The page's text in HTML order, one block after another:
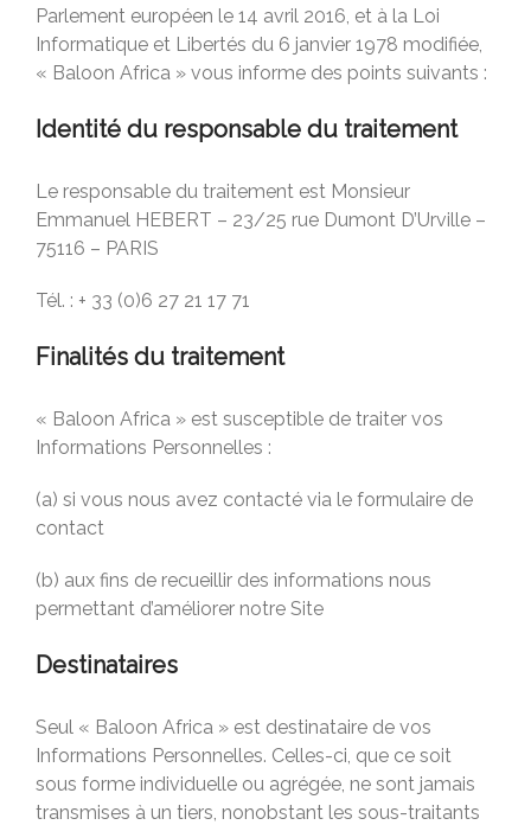
Parlement européen le 14 avril 2016, et à la Loi
Informatique et Libertés du 6 janvier 1978 modifiée,
« Baloon Africa » vous informe des points suivants :
Identité du responsable du traitement
Le responsable du traitement est Monsieur
Emmanuel HEBERT – 23/25 rue Dumont D’Urville –
75116 – PARIS
Tél. : + 33 (0)6 27 21 17 71
Finalités du traitement
« Baloon Africa » est susceptible de traiter vos
Informations Personnelles :
(a) si vous nous avez contacté via le formulaire de
contact
(b) aux fins de recueillir des informations nous
permettant d’améliorer notre Site
Destinataires
Seul « Baloon Africa » est destinataire de vos
Informations Personnelles. Celles-ci, que ce soit
sous forme individuelle ou agrégée, ne sont jamais
transmises à un tiers, nonobstant les sous-traitants